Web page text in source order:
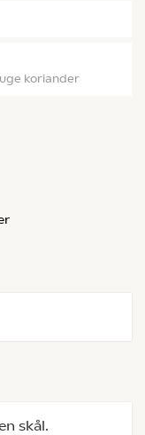
skål.
koriander